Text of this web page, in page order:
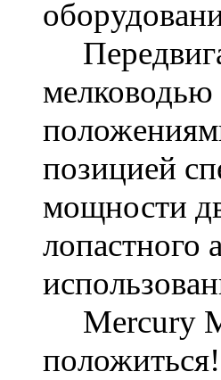
мелководью
позицией
мощности
лопастного
Mercury
положиться!